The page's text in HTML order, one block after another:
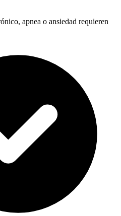
apnea o ansiedad requieren